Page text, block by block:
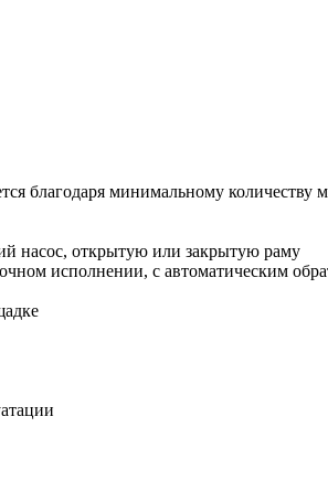
благодаря минимальному количеству
насос, открытую или закрытую раму
исполнении, с автоматическим